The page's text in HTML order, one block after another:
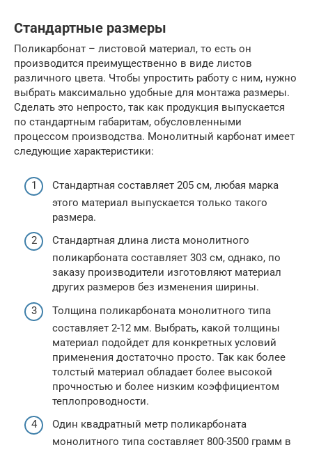
Стандартные размеры
Поликарбонат – листовой материал, то есть он
производится преимущественно в виде листов
различного цвета. Чтобы упростить работу с ним, нужно
выбрать максимально удобные для монтажа размеры.
Сделать это непросто, так как продукция выпускается
по стандартным габаритам, обусловленными
процессом производства. Монолитный карбонат имеет
следующие характеристики:
Стандартная составляет 205 см, любая марка
этого материал выпускается только такого
размера.
Стандартная длина листа монолитного
поликарбоната составляет 303 см, однако, по
заказу производители изготовляют материал
других размеров без изменения ширины.
Толщина поликарбоната монолитного типа
составляет 2-12 мм. Выбрать, какой толщины
материал подойдет для конкретных условий
применения достаточно просто. Так как более
толстый материал обладает более высокой
прочностью и более низким коэффициентом
теплопроводности.
Один квадратный метр поликарбоната
монолитного типа составляет 800-3500 грамм в